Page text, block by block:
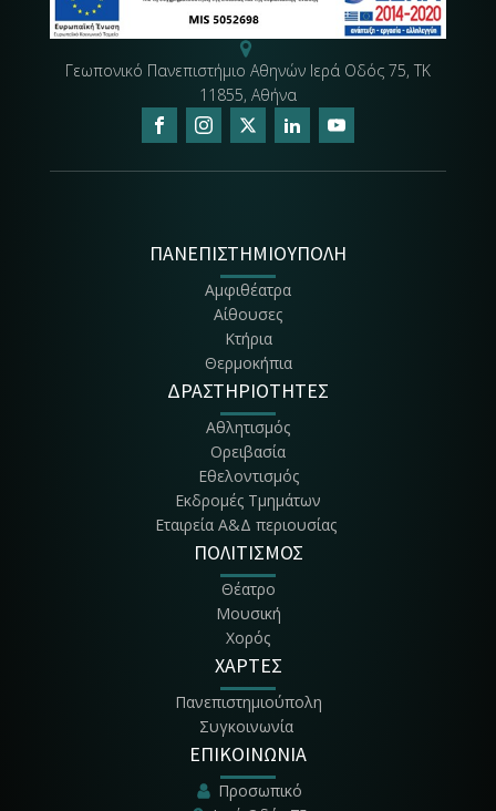
Λεωφ. Καβάλας
Γεωπονικό Πανεπιστήμιο Αθηνών Ιερά Οδός 75, ΤΚ
11855, Αθήνα
ΠΑΝΕΠΙΣΤΗΜΙΟΥΠΟΛΗ
Αμφιθέατρα
Αίθουσες
Κτήρια
Θερμοκήπια
ΔΡΑΣΤΗΡΙΟΤΗΤΕΣ
Αθλητισμός
Ορειβασία
Εθελοντισμός
Εκδρομές Τμημάτων
Εταιρεία Α&Δ περιουσίας
ΠΟΛΙΤΙΣΜΟΣ
Θέατρο
Μουσική
Χορός
ΧΑΡΤΕΣ
Πανεπιστημιούπολη
Συγκοινωνία
ΕΠΙΚΟΙΝΩΝΙΑ
Προσωπικό